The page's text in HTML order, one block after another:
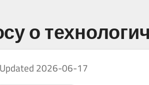
о
Updated 2026-06-17